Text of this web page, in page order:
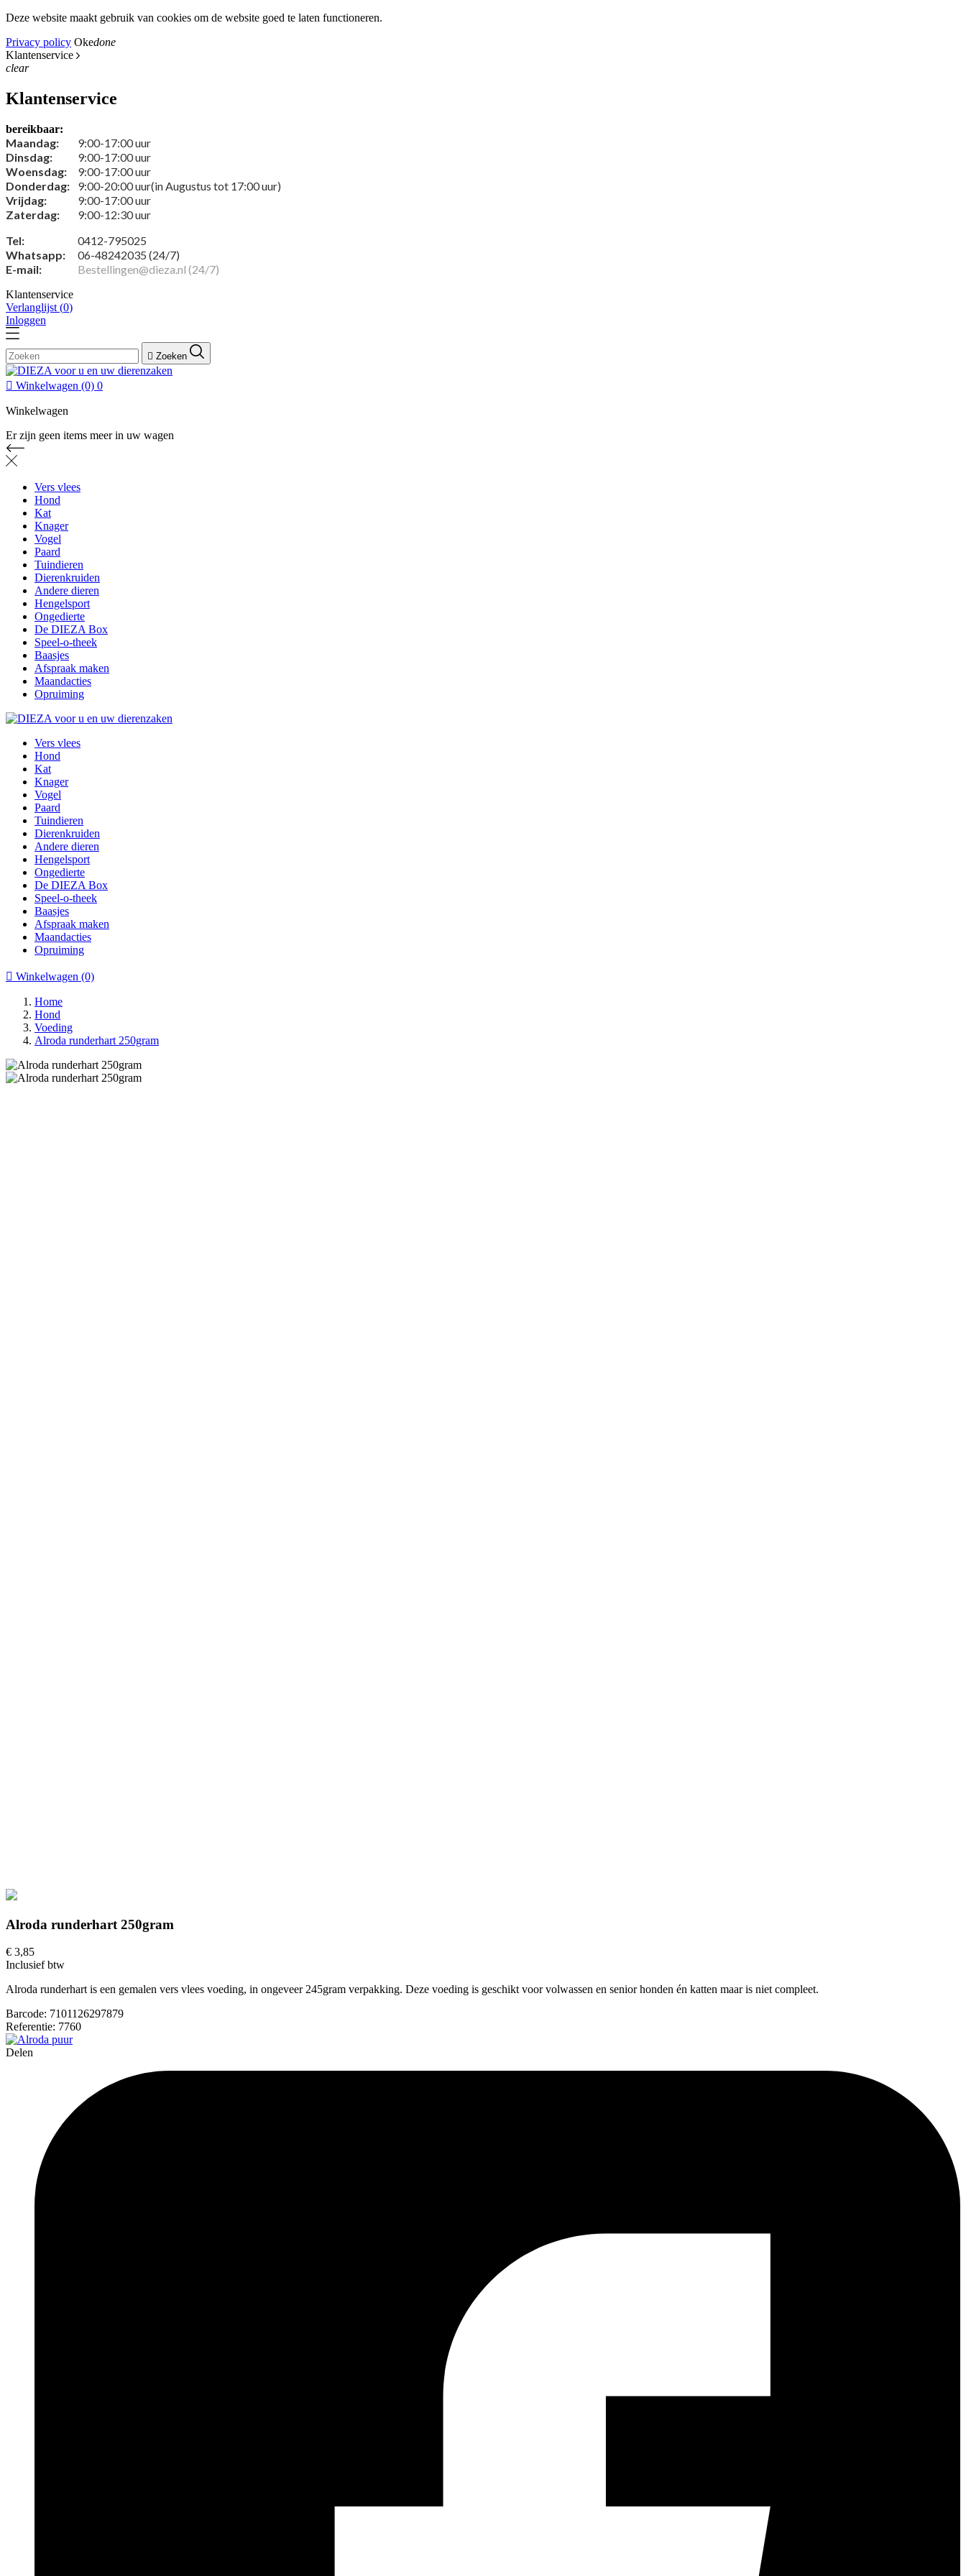
Deze website maakt gebruik van cookies om de website goed te laten functioneren.
Privacy policy Okedone
Klantenservice
clear
Klantenservice
bereikbaar:
Maandag:
9:00-17:00 uur
Dinsdag:
9:00-17:00 uur
Woensdag:
9:00-17:00 uur
Donderdag:
9:00-20:00 uur(in Augustus tot 17:00 uur)
Vrijdag:
9:00-17:00 uur
Zaterdag:
9:00-12:30 uur
Tel:
0412-795025
Whatsapp:
06-48242035 (24/7)
E-mail:
Bestellingen@dieza.nl (24/7)
Klantenservice
Verlanglijst (0)
Inloggen
 Zoeken
 Winkelwagen (0) 0
Winkelwagen
Er zijn geen items meer in uw wagen
Vers vlees
Hond
Kat
Knager
Vogel
Paard
Tuindieren
Dierenkruiden
Andere dieren
Hengelsport
Ongedierte
De DIEZA Box
Speel-o-theek
Baasjes
Afspraak maken
Maandacties
Opruiming
Vers vlees
Hond
Kat
Knager
Vogel
Paard
Tuindieren
Dierenkruiden
Andere dieren
Hengelsport
Ongedierte
De DIEZA Box
Speel-o-theek
Baasjes
Afspraak maken
Maandacties
Opruiming
 Winkelwagen (0)
Home
Hond
Voeding
Alroda runderhart 250gram
Alroda runderhart 250gram
€ 3,85
Inclusief btw
Alroda runderhart is een gemalen vers vlees voeding, in ongeveer 245gram verpakking. Deze voeding is geschikt voor volwassen en senior honden én katten maar is niet compleet.
Barcode: 7101126297879
Referentie: 7760
Delen